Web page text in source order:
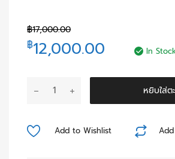
฿17,000.00
฿12,000.00 In
หยิบใส่ต
Add to Wishlist